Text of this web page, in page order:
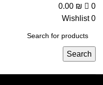
0
0.00 ₪
0
Wishlist
Search